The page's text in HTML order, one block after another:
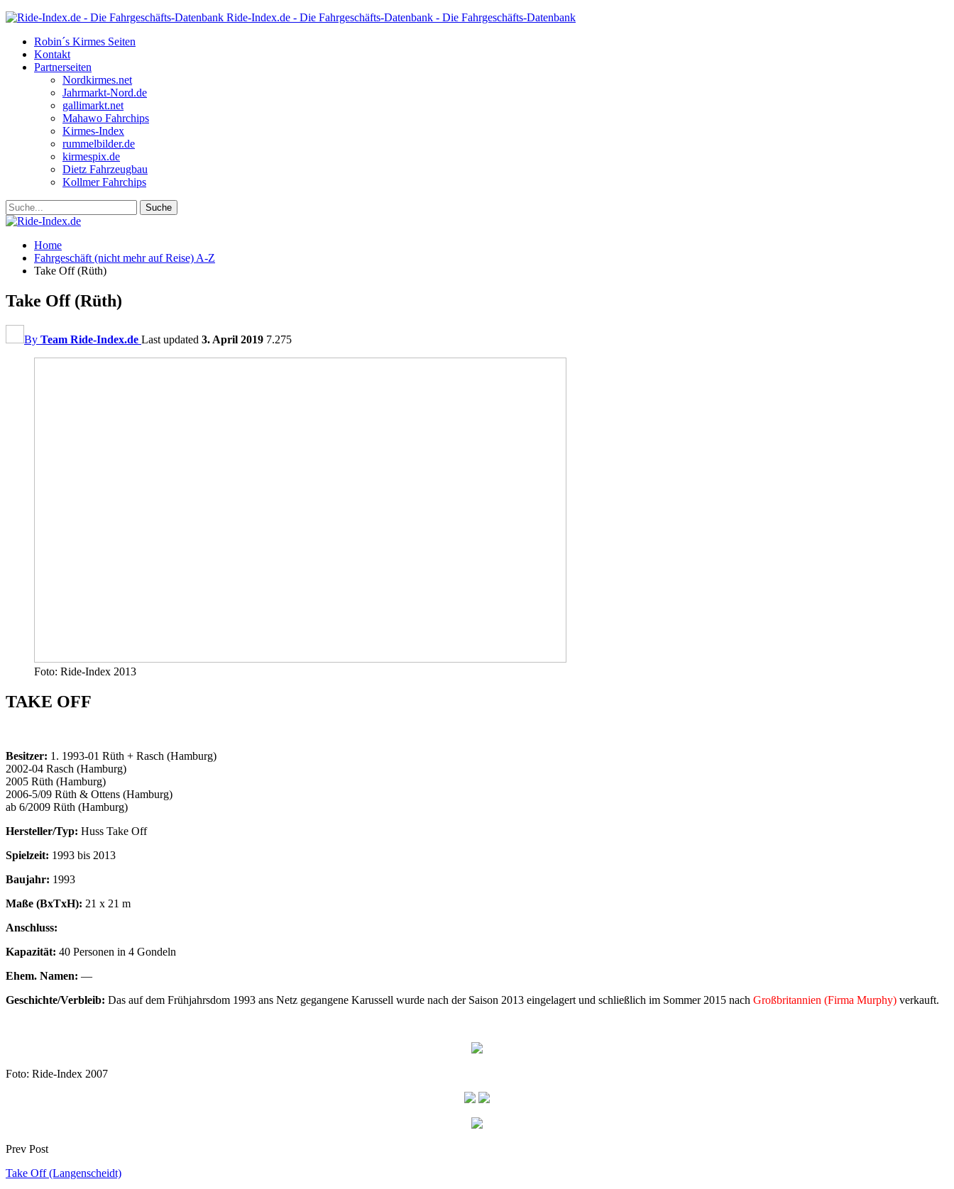
Ride-Index.de - Die Fahrgeschäfts-Datenbank - Die Fahrgeschäfts-Datenbank
Robin´s Kirmes Seiten
Kontakt
Partnerseiten
Nordkirmes.net
Jahrmarkt-Nord.de
gallimarkt.net
Mahawo Fahrchips
Kirmes-Index
rummelbilder.de
kirmespix.de
Dietz Fahrzeugbau
Kollmer Fahrchips
Home
Fahrgeschäft (nicht mehr auf Reise) A-Z
Take Off (Rüth)
Take Off (Rüth)
By Team Ride-Index.de Last updated 3. April 2019 7.275
Foto: Ride-Index 2013
TAKE OFF
Besitzer: 1. 1993-01 Rüth + Rasch (Hamburg)
2002-04 Rasch (Hamburg)
2005 Rüth (Hamburg)
2006-5/09 Rüth & Ottens (Hamburg)
ab 6/2009 Rüth (Hamburg)
Hersteller/Typ: Huss Take Off
Spielzeit: 1993 bis 2013
Baujahr: 1993
Maße (BxTxH): 21 x 21 m
Anschluss:
Kapazität: 40 Personen in 4 Gondeln
Ehem. Namen: —
Geschichte/Verbleib: Das auf dem Frühjahrsdom 1993 ans Netz gegangene Karussell wurde nach der Saison 2013 eingelagert und schließlich im Sommer 2015 nach Großbritannien (Firma Murphy) verkauft.
Foto: Ride-Index 2007
Prev Post
Take Off (Langenscheidt)